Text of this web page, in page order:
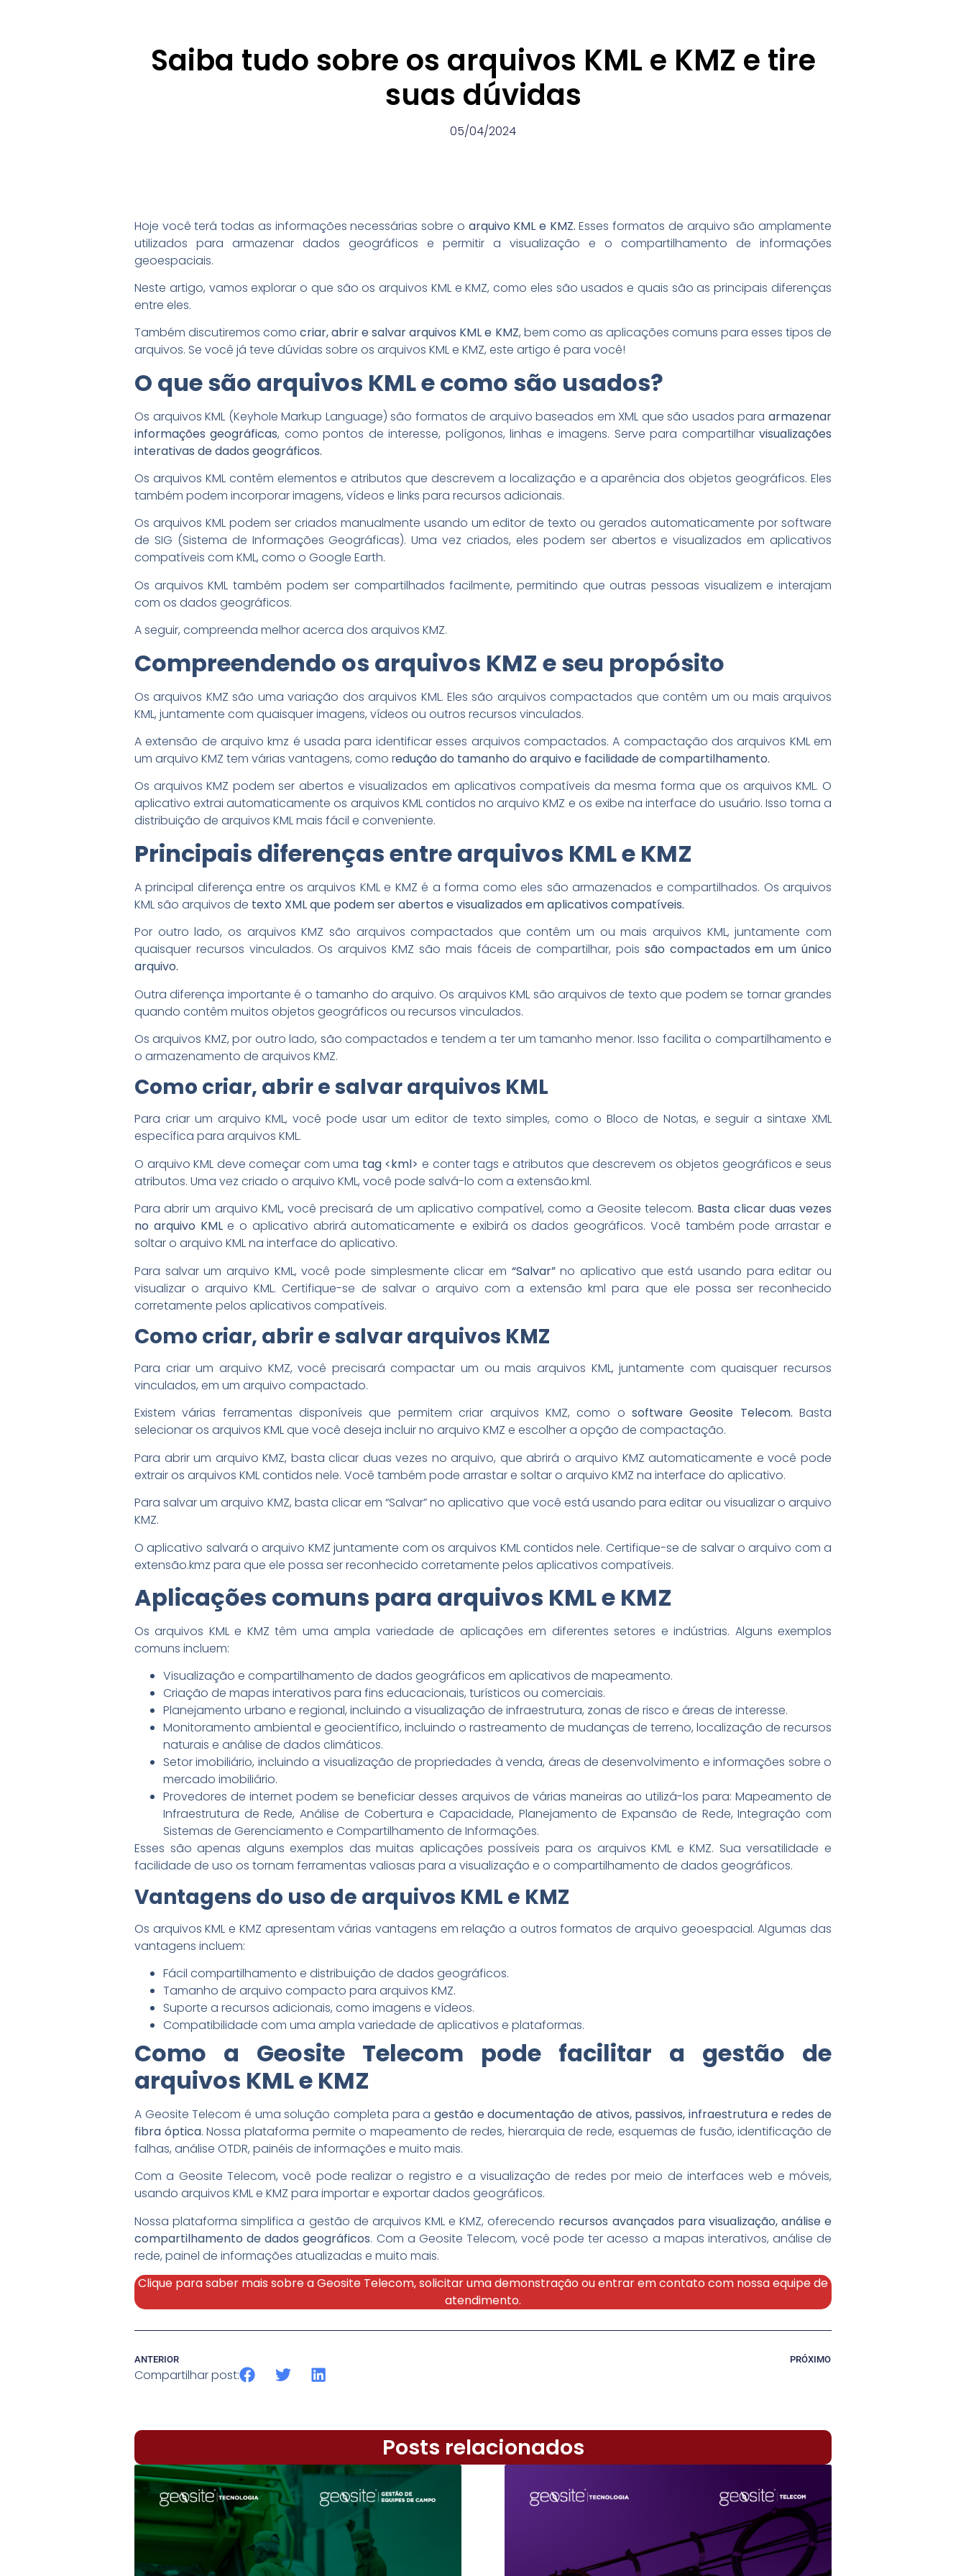
Saiba tudo sobre os arquivos KML e KMZ e tire
suas dúvidas
05/04/2024
Hoje você terá todas as informações necessárias sobre o arquivo KML e KMZ. Esses formatos de arquivo são amplamente
utilizados para armazenar dados geográficos e permitir a visualização e o compartilhamento de informações
geoespaciais.
Neste artigo, vamos explorar o que são os arquivos KML e KMZ, como eles são usados e quais são as principais diferenças
entre eles.
Também discutiremos comocriar, abrir e salvar arquivos KML e KMZ, bem como as aplicações comuns para esses tipos de
arquivos. Se você já teve dúvidas sobre os arquivos KML e KMZ, este artigo é para você!
O que são arquivos KML e como são usados?
Os arquivos KML (Keyhole Markup Language) são formatos de arquivo baseados em XML que são usados para armazenar
informações geográficas, como pontos de interesse, polígonos, linhas e imagens. Serve para compartilharvisualizações
interativas de dados geográficos.
Os arquivos KML contêm elementos e atributos que descrevem a localização e a aparência dos objetos geográficos. Eles
também podem incorporar imagens, vídeos e links para recursos adicionais.
Os arquivos KML podem ser criados manualmente usando um editor de texto ou gerados automaticamente por software
de SIG (Sistema de Informações Geográficas). Uma vez criados, eles podem ser abertos e visualizados em aplicativos
compatíveis com KML, como o Google Earth.
Os arquivos KML também podem ser compartilhados facilmente, permitindo que outras pessoas visualizem e interajam
com os dados geográficos.
A seguir, compreenda melhor acerca dos arquivos KMZ.
Compreendendo os arquivos KMZ e seu propósito
Os arquivos KMZ são uma variação dos arquivos KML. Eles são arquivos compactados que contêm um ou mais arquivos
KML, juntamente com quaisquer imagens, vídeos ou outros recursos vinculados.
A extensão de arquivo kmz é usada para identificar esses arquivos compactados. A compactação dos arquivos KML em
um arquivo KMZ tem várias vantagens, como redução do tamanho do arquivo e facilidade de compartilhamento.
Os arquivos KMZ podem ser abertos e visualizados em aplicativos compatíveis da mesma forma que os arquivos KML. O
aplicativo extrai automaticamente os arquivos KML contidos no arquivo KMZ e os exibe na interface do usuário. Isso torna a
distribuição de arquivos KML mais fácil e conveniente.
Principais diferenças entre arquivos KML e KMZ
A principal diferença entre os arquivos KML e KMZ é a forma como eles são armazenados e compartilhados. Os arquivos
KML são arquivos de texto XML que podem ser abertos e visualizados em aplicativos compatíveis.
Por outro lado, os arquivos KMZ são arquivos compactados que contêm um ou mais arquivos KML, juntamente com
quaisquer recursos vinculados. Os arquivos KMZ são mais fáceis de compartilhar, pois são compactados em um único
arquivo.
Outra diferença importante é o tamanho do arquivo. Os arquivos KML são arquivos de texto que podem se tornar grandes
quando contêm muitos objetos geográficos ou recursos vinculados.
Os arquivos KMZ, por outro lado, são compactados e tendem a ter um tamanho menor. Isso facilita o compartilhamento e
o armazenamento de arquivos KMZ.
Como criar, abrir e salvar arquivos KML
Para criar um arquivo KML, você pode usar um editor de texto simples, como o Bloco de Notas, e seguir a sintaxe XML
específica para arquivos KML.
O arquivo KML deve começar com uma tag <kml> e conter tags e atributos que descrevem os objetos geográficos e seus
atributos. Uma vez criado o arquivo KML, você pode salvá-lo com a extensão.kml.
Para abrir um arquivo KML, você precisará de um aplicativo compatível, como a Geosite telecom. Basta clicar duas vezes
no arquivo KMLe o aplicativo abrirá automaticamente e exibirá os dados geográficos. Você também pode arrastar e
soltar o arquivo KML na interface do aplicativo.
Para salvar um arquivo KML, você pode simplesmente clicar em “Salvar”no aplicativo que está usando para editar ou
visualizar o arquivo KML. Certifique-se de salvar o arquivo com a extensão kml para que ele possa ser reconhecido
corretamente pelos aplicativos compatíveis.
Como criar, abrir e salvar arquivos KMZ
Para criar um arquivo KMZ, você precisará compactar um ou mais arquivos KML, juntamente com quaisquer recursos
vinculados, em um arquivo compactado.
Existem várias ferramentas disponíveis que permitem criar arquivos KMZ, como o software Geosite Telecom.Basta
selecionar os arquivos KML que você deseja incluir no arquivo KMZ e escolher a opção de compactação.
Para abrir um arquivo KMZ, basta clicar duas vezes no arquivo, que abrirá o arquivo KMZ automaticamente e você pode
extrair os arquivos KML contidos nele. Você também pode arrastar e soltar o arquivo KMZ na interface do aplicativo.
Para salvar um arquivo KMZ, basta clicar em “Salvar” no aplicativo que você está usando para editar ou visualizar o arquivo
KMZ.
O aplicativo salvará o arquivo KMZ juntamente com os arquivos KML contidos nele. Certifique-se de salvar o arquivo com a
extensão.kmz para que ele possa ser reconhecido corretamente pelos aplicativos compatíveis.
Aplicações comuns para arquivos KML e KMZ
Os arquivos KML e KMZ têm uma ampla variedade de aplicações em diferentes setores e indústrias. Alguns exemplos
comuns incluem:
Visualização e compartilhamento de dados geográficos em aplicativos de mapeamento.
Criação de mapas interativos para fins educacionais, turísticos ou comerciais.
Planejamento urbano e regional, incluindo a visualização de infraestrutura, zonas de risco e áreas de interesse.
Monitoramento ambiental e geocientífico, incluindo o rastreamento de mudanças de terreno, localização de recursos
naturais e análise de dados climáticos.
Setor imobiliário, incluindo a visualização de propriedades à venda, áreas de desenvolvimento e informações sobre o
mercado imobiliário.
Provedores de internet podem se beneficiar desses arquivos de várias maneiras ao utilizá-los para: Mapeamento de
Infraestrutura de Rede, Análise de Cobertura e Capacidade, Planejamento de Expansão de Rede, Integração com
Sistemas de Gerenciamento e Compartilhamento de Informações.
Esses são apenas alguns exemplos das muitas aplicações possíveis para os arquivos KML e KMZ. Sua versatilidade e
facilidade de uso os tornam ferramentas valiosas para a visualização e o compartilhamento de dados geográficos.
Vantagens do uso de arquivos KML e KMZ
Os arquivos KML e KMZ apresentam várias vantagens em relação a outros formatos de arquivo geoespacial. Algumas das
vantagens incluem:
Fácil compartilhamento e distribuição de dados geográficos.
Tamanho de arquivo compacto para arquivos KMZ.
Suporte a recursos adicionais, como imagens e vídeos.
Compatibilidade com uma ampla variedade de aplicativos e plataformas.
Como a Geosite Telecom pode facilitar a gestão de
arquivos KML e KMZ
A Geosite Telecom é uma solução completa para a gestão e documentação de ativos, passivos, infraestrutura e redes de
fibra óptica. Nossa plataforma permite o mapeamento de redes, hierarquia de rede, esquemas de fusão, identificação de
falhas, análise OTDR, painéis de informações e muito mais.
Com a Geosite Telecom, você pode realizar o registro e a visualização de redes por meio de interfaces web e móveis,
usando arquivos KML e KMZ para importar e exportar dados geográficos.
Nossa plataforma simplifica a gestão de arquivos KML e KMZ, oferecendo recursos avançados para visualização, análise e
compartilhamento de dados geográficos. Com a Geosite Telecom, você pode ter acesso a mapas interativos, análise de
rede, painel de informações atualizadas e muito mais.
Clique para saber mais sobre a Geosite Telecom, solicitar uma demonstração ou entrar em contato com nossa equipe de
atendimento.
ANTERIOR PRÓXIMO
Compartilhar post:
Posts relacionados